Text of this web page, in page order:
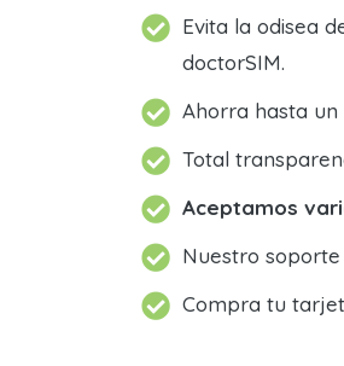
Evita la odisea
doctorSIM.
Ahorra hasta
Total
Aceptamos
Nuestro
Compra tu